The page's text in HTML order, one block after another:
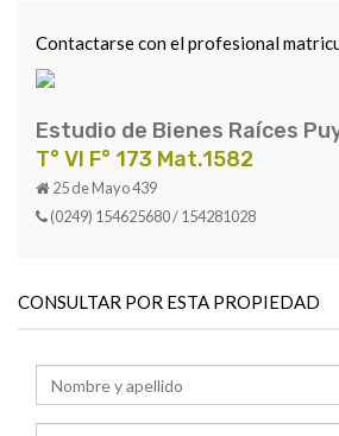
Contactarse con el profesional
Estudio de Bienes Raíces
T° VI F° 173 Mat.1582
25 de Mayo 439
(0249) 154625680 / 154281028
CONSULTAR POR ESTA PROPIEDAD